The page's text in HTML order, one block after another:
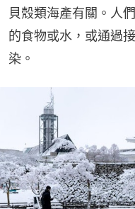
貝殼類海產有關。人
的食物或水，或通過
染。